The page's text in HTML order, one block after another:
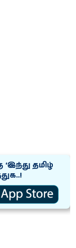
‘இந்து தமிழ்